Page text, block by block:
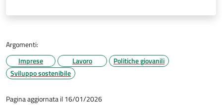
Argomenti:
Imprese
Lavoro
Politiche giovanili
Sviluppo sostenibile
Pagina aggiornata il 16/01/2026